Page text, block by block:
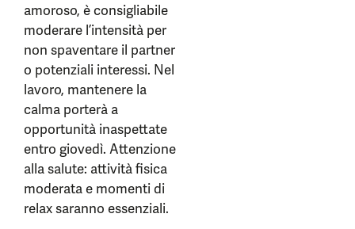
amoroso, è consigliabile
moderare l’intensità per
non spaventare il partner
o potenziali interessi. Nel
lavoro, mantenere la
calma porterà a
opportunità inaspettate
entro giovedì. Attenzione
alla salute: attività fisica
moderata e momenti di
relax saranno essenziali.